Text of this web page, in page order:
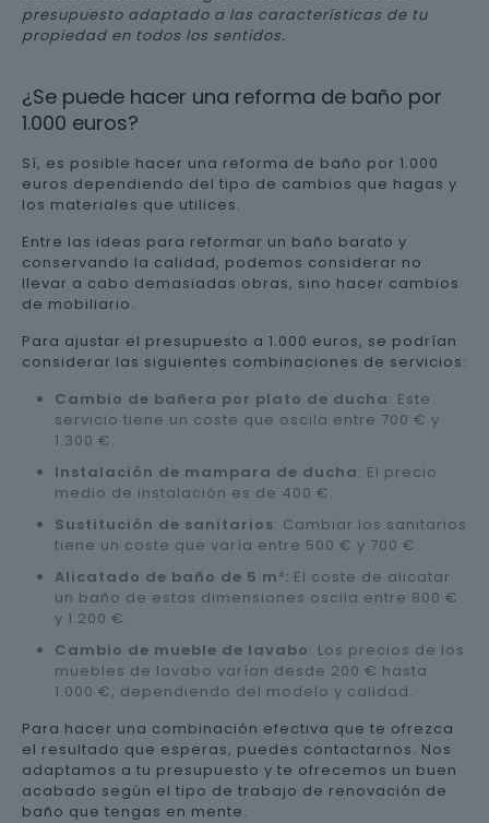
presupuesto adaptado a las características de tu
propiedad en todos los sentidos.
¿Se puede hacer una reforma de baño por
1.000 euros?
Sí, es posible hacer una reforma de baño por 1.000
euros dependiendo del tipo de cambios que hagas y
los materiales que utilices.
Entre las ideas para reformar un baño barato y
conservando la calidad, podemos considerar no
llevar a cabo demasiadas obras, sino hacer cambios
de mobiliario.
Para ajustar el presupuesto a 1.000 euros, se podrían
considerar las siguientes combinaciones de servicios:
Cambio de bañera por plato de ducha: Este
servicio tiene un coste que oscila entre 700 € y
1.300 €.
Instalación de mampara de ducha: El precio
medio de instalación es de 400 €.
Sustitución de sanitarios: Cambiar los sanitarios
tiene un coste que varía entre 500 € y 700 €.
Alicatado de baño de 5 m²: El coste de alicatar
un baño de estas dimensiones oscila entre 800 €
y 1.200 €.
Cambio de mueble de lavabo: Los precios de los
muebles de lavabo varían desde 200 € hasta
1.000 €, dependiendo del modelo y calidad.
Para hacer una combinación efectiva que te ofrezca
el resultado que esperas, puedes contactarnos. Nos
adaptamos a tu presupuesto y te ofrecemos un buen
acabado según el tipo de trabajo de renovación de
baño que tengas en mente.